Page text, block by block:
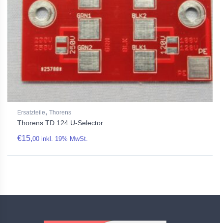
Ersatzteile, Thorens
Thorens TD 124 U-Selector
€15,00 inkl. 19% MwSt.